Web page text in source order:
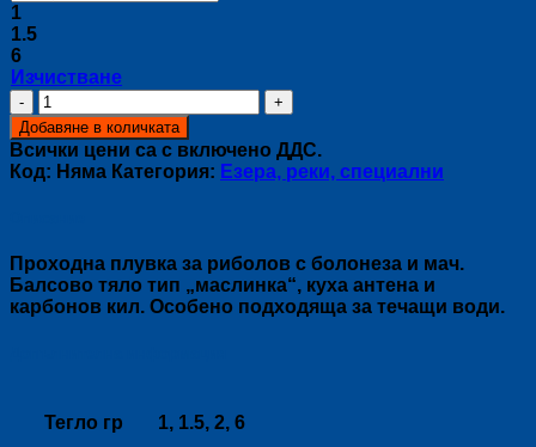
1
1.5
6
Изчистване
количество
за
Плувка
MINCIO
PASSANTE
Добавяне в количката
Всички цени са с включено ДДС.
Код: Няма Категория: Езера, реки, специални
Проходна плувка за риболов с болонеза и мач.
Балсово тяло тип „маслинка“, куха антена и
карбонов кил. Особено подходяща за течащи води.
Тегло гр 1, 1.5, 2, 6